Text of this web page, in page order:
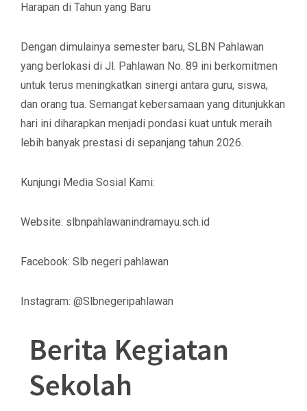
​Harapan di Tahun yang Baru
​Dengan dimulainya semester baru, SLBN Pahlawan
yang berlokasi di Jl. Pahlawan No. 89 ini berkomitmen
untuk terus meningkatkan sinergi antara guru, siswa,
dan orang tua. Semangat kebersamaan yang ditunjukkan
hari ini diharapkan menjadi pondasi kuat untuk meraih
lebih banyak prestasi di sepanjang tahun 2026.
​Kunjungi Media Sosial Kami:
​Website: slbnpahlawanindramayu.sch.id
​Facebook: Slb negeri pahlawan
​Instagram: @Slbnegeripahlawan
Berita Kegiatan
Sekolah